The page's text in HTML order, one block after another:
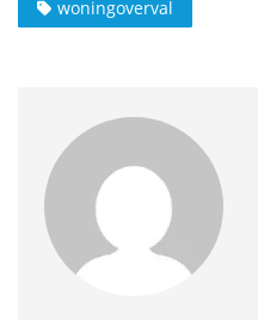
woningoverval